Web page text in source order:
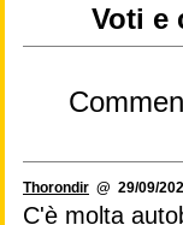
Voti e
Thorondir @ 29/09/
C'è molta